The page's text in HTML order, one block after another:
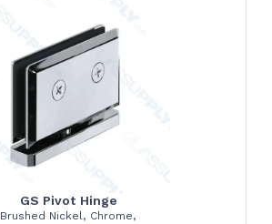
GS Pivot Hinge
Brushed Nickel, Chrome,